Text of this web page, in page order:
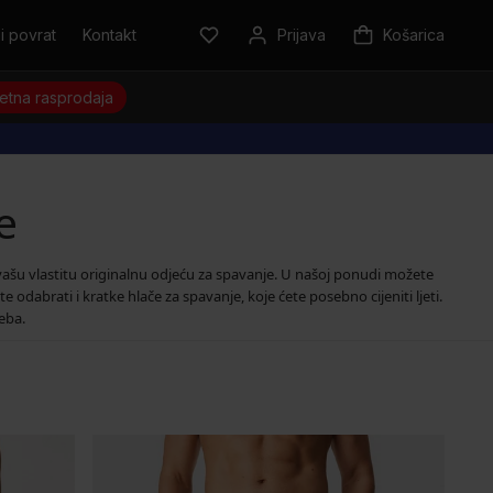
povrat Kontakt Prijava Košarica
rasprodaja
vlastitu originalnu odjeću za spavanje. U našoj ponudi možete
i kratke hlače za spavanje, koje ćete posebno cijeniti ljeti.